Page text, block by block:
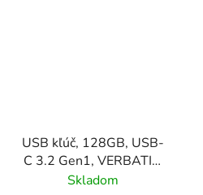
USB kľúč, 128GB, USB-
C 3.2 Gen1, VERBATIM
"Plectra", čierny
Skladom